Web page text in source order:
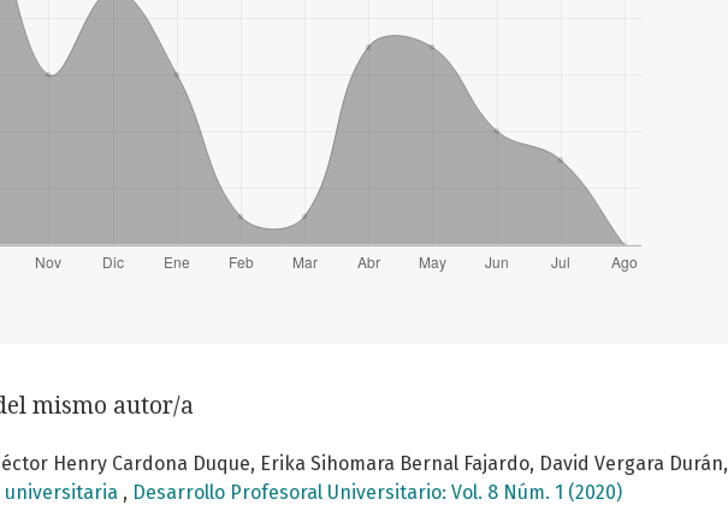
mismo autor/a
Henry Cardona Duque, Erika Sihomara Bernal Fajardo, David Vergara Durán,
universitaria , Desarrollo Profesoral Universitario: Vol. 8 Núm. 1 (2020)